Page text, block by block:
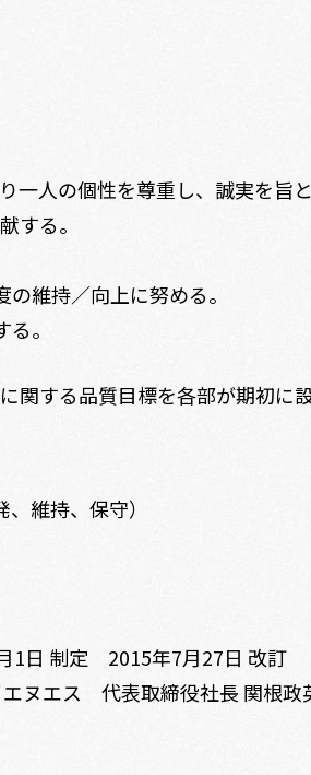
一人の個性を尊重し、誠実を旨
する。
維持／向上に努める。
。
関する品質目標を各部が期初に
維持、保守）
1日 制定 2015年7月27日 改訂
ヌエス 代表取締役社長 関根政